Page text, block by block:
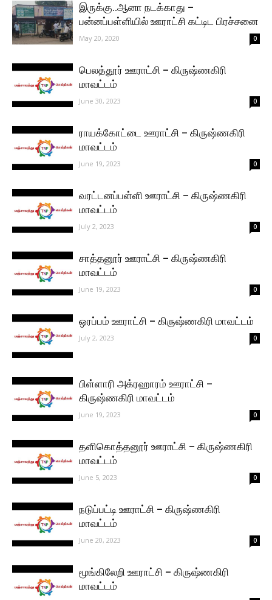
இருக்கு..ஆனா நடக்காது –
பன்னப்பள்ளியில் ஊராட்சி கட்டிட பிரச்சனை
May 20, 2020 0
பெலத்தூர் ஊராட்சி – கிருஷ்ணகிரி
மாவட்டம்
June 30, 2023 0
ராயக்கோட்டை ஊராட்சி – கிருஷ்ணகிரி
மாவட்டம்
June 19, 2023 0
வரட்டனப்பள்ளி ஊராட்சி – கிருஷ்ணகிரி
மாவட்டம்
July 2, 2023 0
சாத்தனூர் ஊராட்சி – கிருஷ்ணகிரி
மாவட்டம்
June 19, 2023 0
ஒரப்பம் ஊராட்சி – கிருஷ்ணகிரி மாவட்டம்
July 2, 2023 0
பிள்ளாரி அக்ரஹாரம் ஊராட்சி –
கிருஷ்ணகிரி மாவட்டம்
June 19, 2023 0
தளிகொத்தனூர் ஊராட்சி – கிருஷ்ணகிரி
மாவட்டம்
June 5, 2023 0
நடுப்பட்டி ஊராட்சி – கிருஷ்ணகிரி
மாவட்டம்
June 20, 2023 0
மூங்கிலேறி ஊராட்சி – கிருஷ்ணகிரி
மாவட்டம்